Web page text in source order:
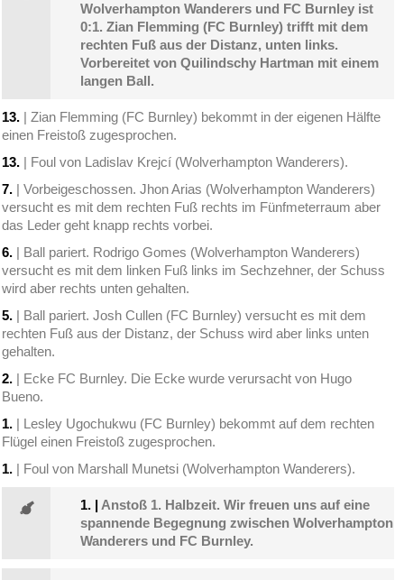
Wolverhampton Wanderers und FC Burnley ist
0:1. Zian Flemming (FC Burnley) trifft mit dem
rechten Fuß aus der Distanz, unten links.
Vorbereitet von Quilindschy Hartman mit einem
langen Ball.
13. | Zian Flemming (FC Burnley) bekommt in der eigenen Hälfte
einen Freistoß zugesprochen.
13. | Foul von Ladislav Krejcí (Wolverhampton Wanderers).
7. | Vorbeigeschossen. Jhon Arias (Wolverhampton Wanderers)
versucht es mit dem rechten Fuß rechts im Fünfmeterraum aber
das Leder geht knapp rechts vorbei.
6. | Ball pariert. Rodrigo Gomes (Wolverhampton Wanderers)
versucht es mit dem linken Fuß links im Sechzehner, der Schuss
wird aber rechts unten gehalten.
5. | Ball pariert. Josh Cullen (FC Burnley) versucht es mit dem
rechten Fuß aus der Distanz, der Schuss wird aber links unten
gehalten.
2. | Ecke FC Burnley. Die Ecke wurde verursacht von Hugo
Bueno.
1. | Lesley Ugochukwu (FC Burnley) bekommt auf dem rechten
Flügel einen Freistoß zugesprochen.
1. | Foul von Marshall Munetsi (Wolverhampton Wanderers).
1. | Anstoß 1. Halbzeit. Wir freuen uns auf eine
spannende Begegnung zwischen Wolverhampton
Wanderers und FC Burnley.